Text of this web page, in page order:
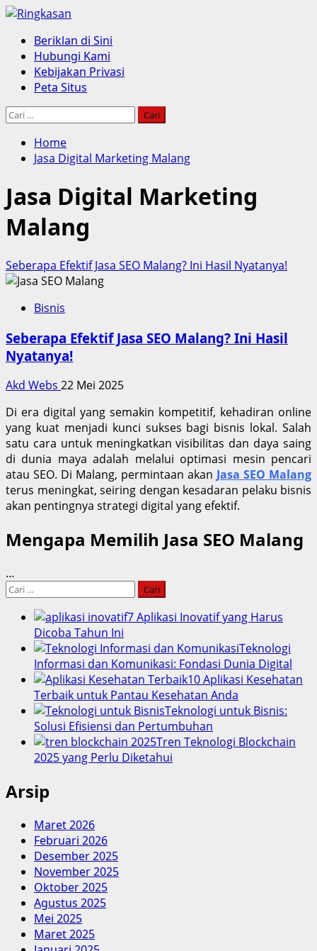
Skip
content
Primary
Menu
Beriklan di Sini
Hubungi Kami
Kebijakan Privasi
Peta Situs
Cari
Home
Jasa Digital Marketing Malang
Jasa Digital Marketing
Malang
Seberapa Efektif Jasa SEO Malang? Ini Hasil Nyatanya!
Bisnis
Seberapa Efektif Jasa SEO Malang? Ini Hasil
Nyatanya!
Akd Webs 22 Mei 2025
Di era digital yang semakin kompetitif, kehadiran online
yang kuat menjadi kunci sukses bagi bisnis lokal. Salah
satu cara untuk meningkatkan visibilitas dan daya saing
di dunia maya adalah melalui optimasi mesin pencari
atau SEO. Di Malang, permintaan akan Jasa SEO Malang
terus meningkat, seiring dengan kesadaran pelaku bisnis
akan pentingnya strategi digital yang efektif.
Mengapa Memilih Jasa SEO Malang
…
Cari
7 Aplikasi Inovatif yang Harus
Dicoba Tahun Ini
Teknologi
Informasi dan Komunikasi: Fondasi Dunia Digital
10 Aplikasi Kesehatan
Terbaik untuk Pantau Kesehatan Anda
Teknologi untuk Bisnis:
Solusi Efisiensi dan Pertumbuhan
Tren Teknologi Blockchain
2025 yang Perlu Diketahui
Arsip
Maret 2026
Februari 2026
Desember 2025
November 2025
Oktober 2025
Agustus 2025
Mei 2025
Maret 2025